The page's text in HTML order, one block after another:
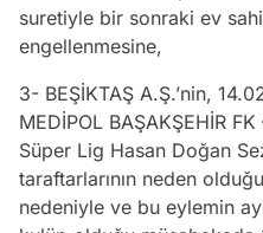
suretiyle bir sonraki ev
engellenmesine,
3- BEŞİKTAŞ A.Ş.’nin,
MEDİPOL BAŞAKŞEHİR
Süper Lig Hasan Doğan
taraftarlarının neden
nedeniyle ve bu eylemin